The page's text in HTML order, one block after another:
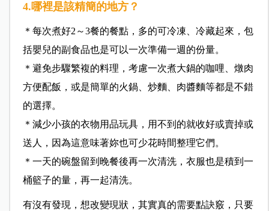
4.哪裡是該精簡的地方？
＊每次煮好2～3餐的餐點，多的可冷凍、冷藏起來，包
括嬰兒的副食品也是可以一次準備一週的份量。
＊避免步驟繁複的料理，考慮一次煮大鍋的咖哩、燉肉
方便配飯，或是簡單的火鍋、炒麵、肉醬麵等都是不錯
的選擇。
＊減少小孩的衣物用品玩具，用不到的就收好或賣掉或
送人，因為這意味著妳也可少花時間整理它們。
＊一天的碗盤留到晚餐後再一次清洗，衣服也是積到一
桶籃子的量，再一起清洗。
有沒有發現，想改變現狀，其實真的需要點訣竅，只要